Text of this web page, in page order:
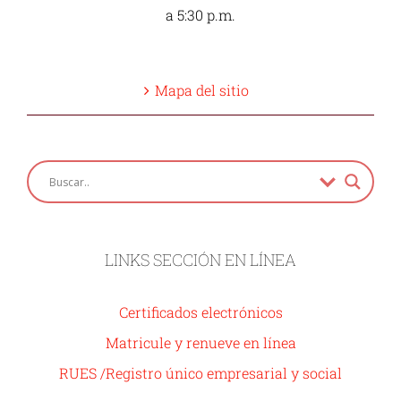
a 5:30 p.m.
Mapa del sitio
LINKS SECCIÓN EN LÍNEA
Certificados electrónicos
Matricule y renueve en línea
RUES /Registro único empresarial y social